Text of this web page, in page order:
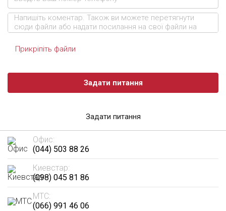
Прикріпіть файли
Задати питання
Задати питання
Офис:
(044) 503 88 26
Киевстар:
(098) 045 81 86
МТС:
(066) 991 46 06